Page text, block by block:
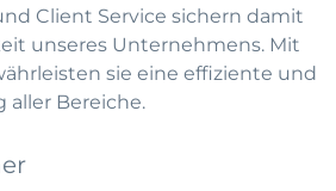
Client Service sichern damit
unseres Unternehmens. Mit
sie eine effiziente und
aller Bereiche.